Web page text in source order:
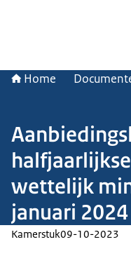
Home
wettelijk
januari 2024
Kamerstuk09-10-2023